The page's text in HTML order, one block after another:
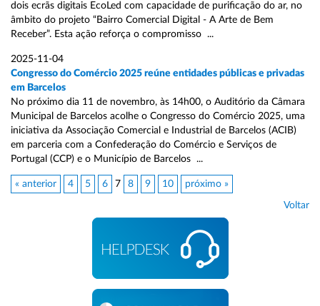
dois ecrãs digitais EcoLed com capacidade de purificação do ar, no
âmbito do projeto “Bairro Comercial Digital - A Arte de Bem
Receber”. Esta ação reforça o compromisso ...
2025-11-04
Congresso do Comércio 2025 reúne entidades públicas e privadas
em Barcelos
No próximo dia 11 de novembro, às 14h00, o Auditório da Câmara
Municipal de Barcelos acolhe o Congresso do Comércio 2025, uma
iniciativa da Associação Comercial e Industrial de Barcelos (ACIB)
em parceria com a Confederação do Comércio e Serviços de
Portugal (CCP) e o Município de Barcelos ...
« anterior 4 5 6 7 8 9 10 próximo »
Voltar